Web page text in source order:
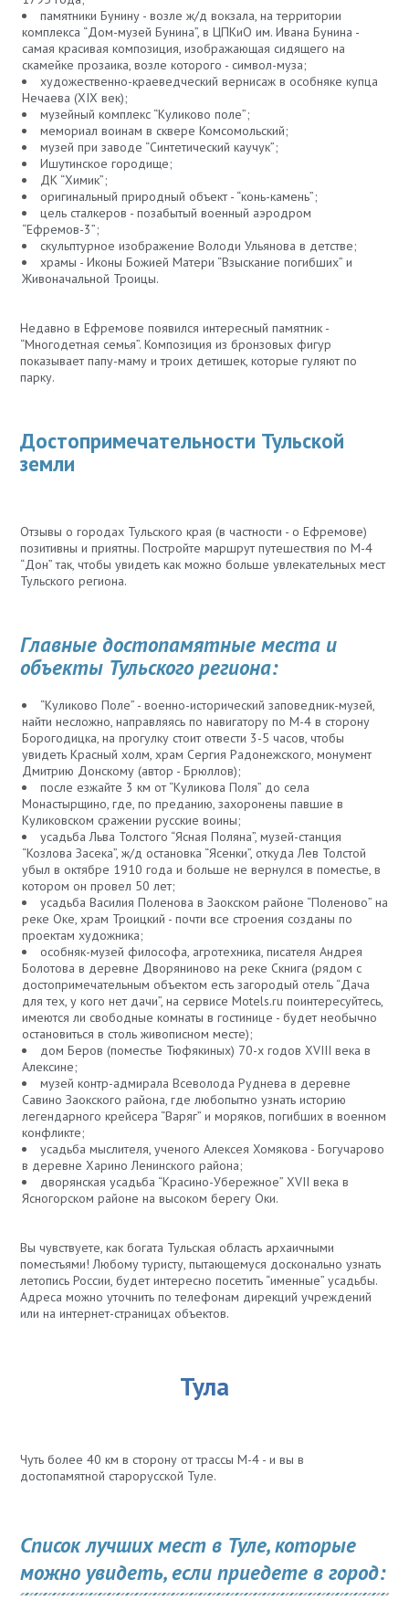
памятники Бунину - возле ж/д вокзала, на территории
комплекса “Дом-музей Бунина”, в ЦПКиО им. Ивана Бунина -
самая красивая композиция, изображающая сидящего на
скамейке прозаика, возле которого - символ-муза;
художественно-краеведческий вернисаж в особняке купца
Нечаева (XIX век);
музейный комплекс “Куликово поле”;
мемориал воинам в сквере Комсомольский;
музей при заводе “Синтетический каучук”;
Ишутинское городище;
ДК “Химик”;
оригинальный природный объект - “конь-камень”;
цель сталкеров - позабытый военный аэродром
“Ефремов-3”;
скульптурное изображение Володи Ульянова в детстве;
храмы - Иконы Божией Матери “Взыскание погибших” и
Живоначальной Троицы.
Недавно в Ефремове появился интересный памятник -
“Многодетная семья”. Композиция из бронзовых фигур
показывает папу-маму и троих детишек, которые гуляют по
парку.
Достопримечательности Тульской
земли
Отзывы о городах Тульского края (в частности - о Ефремове)
позитивны и приятны. Постройте маршрут путешествия по М-4
“Дон” так, чтобы увидеть как можно больше увлекательных мест
Тульского региона.
Главные достопамятные места и
объекты Тульского региона:
“Куликово Поле” - военно-исторический заповедник-музей,
найти несложно, направляясь по навигатору по М-4 в сторону
Борогодицка, на прогулку стоит отвести 3-5 часов, чтобы
увидеть Красный холм, храм Сергия Радонежского, монумент
Дмитрию Донскому (автор - Брюллов);
после езжайте 3 км от “Куликова Поля” до села
Монастырщино, где, по преданию, захоронены павшие в
Куликовском сражении русские воины;
усадьба Льва Толстого “Ясная Поляна”, музей-станция
“Козлова Засека”, ж/д остановка “Ясенки”, откуда Лев Толстой
убыл в октябре 1910 года и больше не вернулся в поместье, в
котором он провел 50 лет;
усадьба Василия Поленова в Заокском районе “Поленово” на
реке Оке, храм Троицкий - почти все строения созданы по
проектам художника;
особняк-музей философа, агротехника, писателя Андрея
Болотова в деревне Дворяниново на реке Скнига (рядом с
достопримечательным объектом есть загородый отель “Дача
для тех, у кого нет дачи”, на сервисе Motels.ru поинтересуйтесь,
имеются ли свободные комнаты в гостинице - будет необычно
остановиться в столь живописном месте);
дом Беров (поместье Тюфякиных) 70-х годов XVIII века в
Алексине;
музей контр-адмирала Всеволода Руднева в деревне
Савино Заокского района, где любопытно узнать историю
легендарного крейсера “Варяг” и моряков, погибших в военном
конфликте;
усадьба мыслителя, ученого Алексея Хомякова - Богучарово
в деревне Харино Ленинского района;
дворянская усадьба “Красино-Убережное” XVII века в
Ясногорском районе на высоком берегу Оки.
Вы чувствуете, как богата Тульская область архаичными
поместьями! Любому туристу, пытающемуся досконально узнать
летопись России, будет интересно посетить “именные” усадьбы.
Адреса можно уточнить по телефонам дирекций учреждений
или на интернет-страницах объектов.
Тула
Чуть более 40 км в сторону от трассы М-4 - и вы в
достопамятной старорусской Туле.
Список лучших мест в Туле, которые
можно увидеть, если приедете в город: